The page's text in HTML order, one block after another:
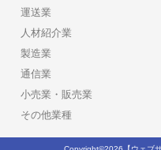
運送業
人材紹介業
製造業
通信業
小売業・販売業
その他業種